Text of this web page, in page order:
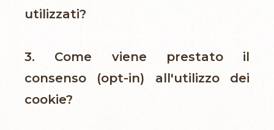
utilizzati?
3. Come viene prestato il
consenso (opt-in) all'utilizzo dei
cookie?